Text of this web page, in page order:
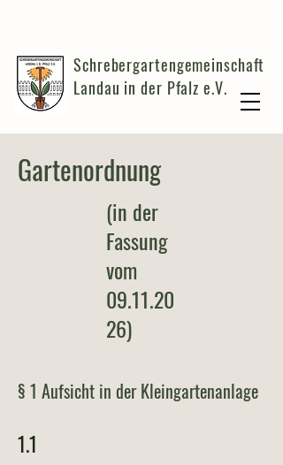
Schrebergartengemeinschaft
Landau in der Pfalz e.V.
Gartenordnung
(in der
Fassung
vom
09.11.20
26)
§ 1 Aufsicht in der Kleingartenanlage
1.1